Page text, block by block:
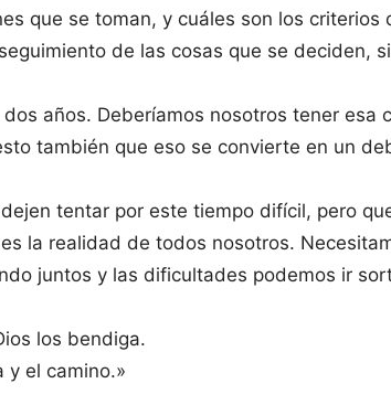
que se toman, y cuáles son los criterios
de las cosas que se deciden,
años. Deberíamos nosotros tener esa
también que eso se convierte en un
tentar por este tiempo difícil, pero
la realidad de todos nosotros.
juntos y las dificultades podemos ir
los bendiga.
y el camino.»